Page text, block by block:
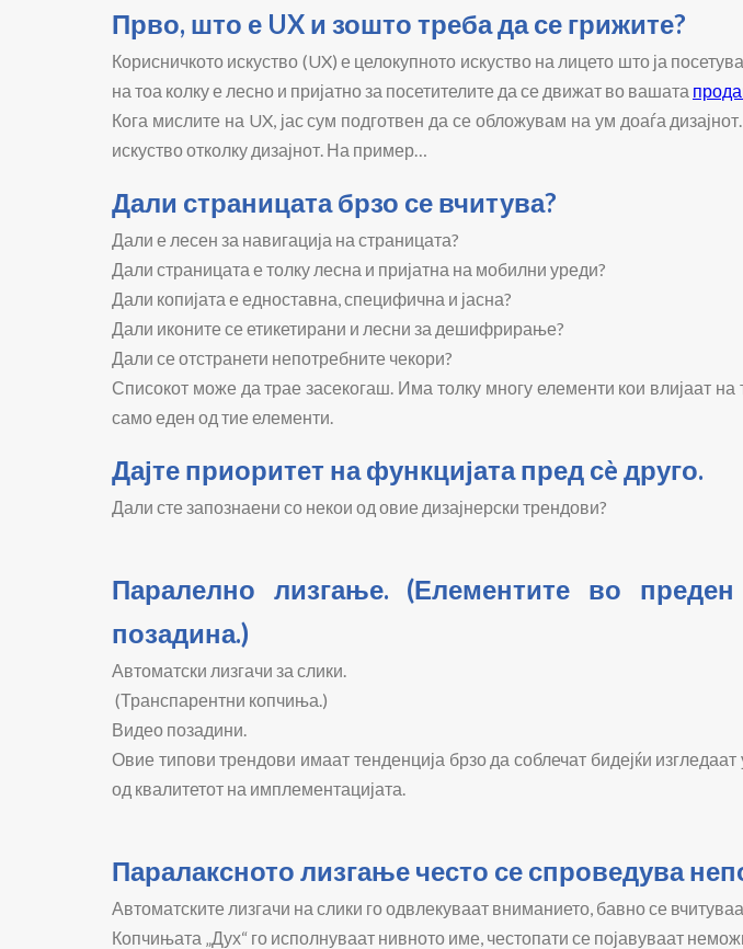
Прво, што е UX и зошто треба да се грижите?
Корисничкото искуство (UX) е целокупното искуство на лицето што ја
на тоа колку е лесно и пријатно за посетителите да се движат во вашата
Кога мислите на UX, јас сум подготвен да се обложувам на ум доаѓа
искуство отколку дизајнот. На пример…
Дали страницата брзо се вчитува?
Дали е лесен за навигација на страницата?
Дали страницата е толку лесна и пријатна на мобилни уреди?
Дали копијата е едноставна, специфична и јасна?
Дали иконите се етикетирани и лесни за дешифрирање?
Дали се отстранети непотребните чекори?
Списокот може да трае засекогаш. Има толку многу елементи кои влијаат на
само еден од тие елементи.
Дајте приоритет на функцијата пред сè друго.
Дали сте запознаени со некои од овие дизајнерски трендови?
Паралелно лизгање. (Елементите во
позадина.)
Автоматски лизгачи за слики.
(Транспарентни копчиња.)
Видео позадини.
Овие типови трендови имаат тенденција брзо да соблечат бидејќи
од квалитетот на имплементацијата.
Паралаксното лизгање често се спроведува
Автоматските лизгачи на слики го одвлекуваат вниманието, бавно се
Копчињата „Дух“ го исполнуваат нивното име, честопати се појавуваат